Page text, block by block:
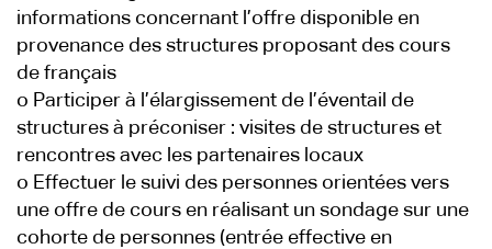
informations concernant l’offre disponible en
provenance des structures proposant des cours
de français
o Participer à l’élargissement de l’éventail de
structures à préconiser : visites de structures et
rencontres avec les partenaires locaux
o Effectuer le suivi des personnes orientées vers
une offre de cours en réalisant un sondage sur une
cohorte de personnes (entrée effective en